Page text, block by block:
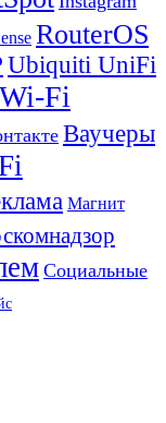
RouterOS
Ubiquiti UniFi
Wi-Fi
Ваучеры
Магнит
Социальные